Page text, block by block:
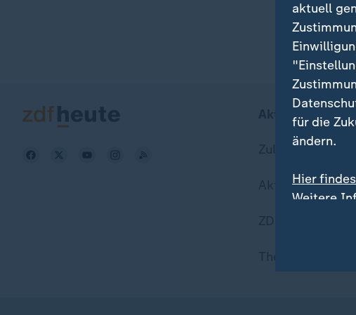
Aktuell bei
Zuletzt
Aktuelle
aktuell
für die
ändern.
Hier
Weitere